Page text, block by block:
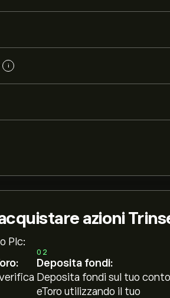
i
azioni
Plc:
02
Deposita fondi:
Deposita fondi sul tuo conto
eToro utilizzando il tuo